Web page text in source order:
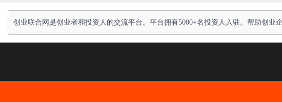
创业联合网是创业者和投资人的交流平台。平台拥有5000+名投资人入驻。帮助创业